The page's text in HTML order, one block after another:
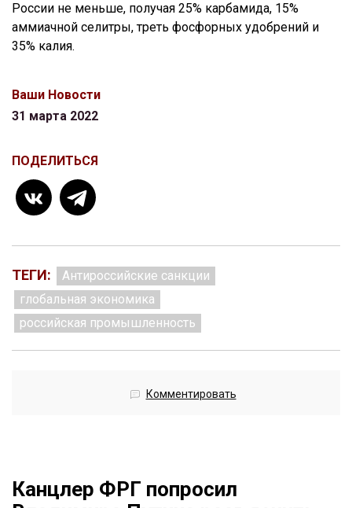
России не меньше, получая 25% карбамида, 15%
аммиачной селитры, треть фосфорных удобрений и
35% калия.
Ваши Новости
31 марта 2022
ПОДЕЛИТЬСЯ
ТЕГИ:
Антироссийские санкции
глобальная экономика
российская промышленность
Комментировать
Канцлер ФРГ попросил